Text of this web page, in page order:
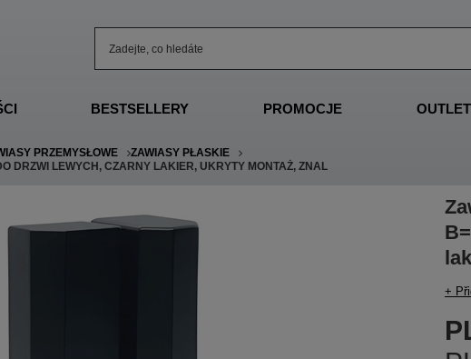
BESTSELLERY PROMOCJE OUTLET
PRZEMYSŁOWE
ZAWIASY PŁASKIE
DRZWI LEWYCH, CZARNY LAKIER, UKRYTY MONTAŻ, ZNAL
+